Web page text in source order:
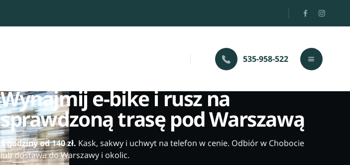
535-958-522
Wynajmij e-bike i rusz na
sprawdzoną trasę pod Warszawą
4 godziny od 140 zł. Kask, sakwy i uchwyt na telefon w cenie. Odbiór w Chobocie
lub dostawa do Warszawy i okolic.